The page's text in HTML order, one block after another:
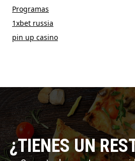
Programas
1xbet russia
pin up casino
¿TIENES UN